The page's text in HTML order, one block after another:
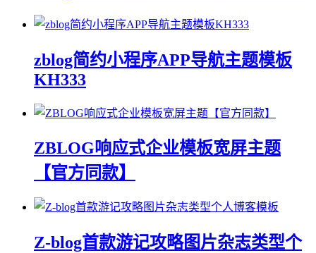
zblog简约小程序APP导航主题模板
KH333
ZBLOG响应式企业模板宽屏主题
【官方同款】
Z-blog首款游记攻略图片杂志类型个